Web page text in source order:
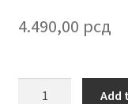
Destilati
FAQ
4.490,00 рсд
Add